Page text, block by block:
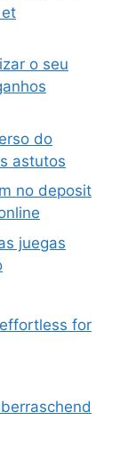
o seu
do
astutos
no deposit
juegas
for